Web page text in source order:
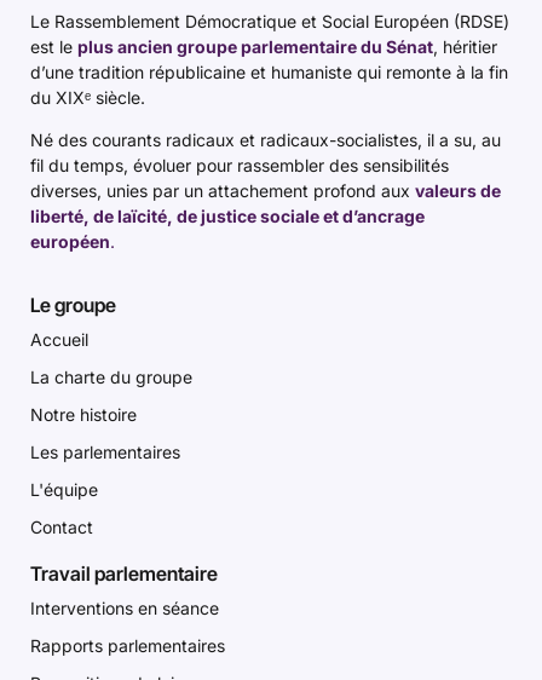
Le Rassemblement Démocratique et Social Européen (RDSE)
est le plus ancien groupe parlementaire du Sénat, héritier
d’une tradition républicaine et humaniste qui remonte à la fin
du XIXᵉ siècle.
Né des courants radicaux et radicaux-socialistes, il a su, au
fil du temps, évoluer pour rassembler des sensibilités
diverses, unies par un attachement profond aux valeurs de
liberté, de laïcité, de justice sociale et d’ancrage
européen.
Le groupe
Accueil
La charte du groupe
Notre histoire
Les parlementaires
L'équipe
Contact
Travail parlementaire
Interventions en séance
Rapports parlementaires